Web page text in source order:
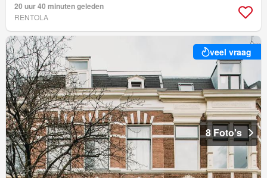
20 uur 40 minuten geleden
RENTOLA
veel vraag
8 Foto's